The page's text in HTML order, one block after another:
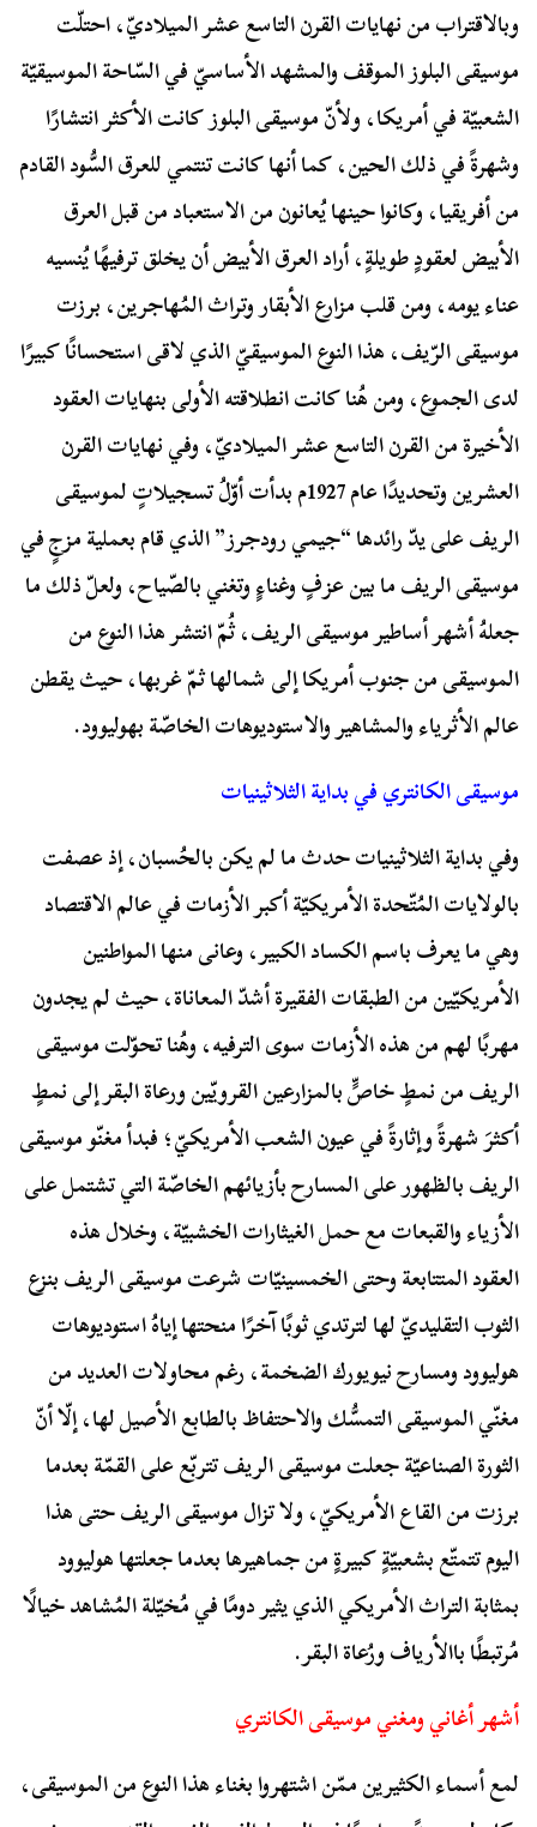
وبالاقتراب من نهايات القرن التاسع عشر الميلاديّ، احتلّت
موسيقى البلوز الموقف والمشهد الأساسيّ في السّاحة الموسيقيّة
الشعبيّة في أمريكا، ولأنّ موسيقى البلوز كانت الأكثر انتشارًا
وشهرةً في ذلك الحين، كما أنها كانت تنتمي للعرق السُّود القادم
من أفريقيا، وكانوا حينها يُعانون من الاستعباد من قبل العرق
الأبيض لعقودٍ طويلةٍ، أراد العرق الأبيض أن يخلق ترفيهًا يُنسيه
عناء يومه، ومن قلب مزارع الأبقار وتراث المُهاجرين، برزت
موسيقى الرّيف، هذا النوع الموسيقيّ الذي لاقى استحسانًا كبيرًا
لدى الجموع، ومن هُنا كانت انطلاقته الأولى بنهايات العقود
الأخيرة من القرن التاسع عشر الميلاديّ، وفي نهايات القرن
العشرين وتحديدًا عام 1927م بدأت أوّلُ تسجيلاتٍ لموسيقى
الريف على يدّ رائدها “جيمي رودجرز” الذي قام بعملية مزجٍ في
موسيقى الريف ما بين عزفٍ وغناءٍ وتغني بالصّياح، ولعلّ ذلك ما
جعلهُ أشهر أساطير موسيقى الريف، ثُمّ انتشر هذا النوع من
الموسيقى من جنوب أمريكا إلى شمالها ثمّ غربها، حيث يقطن
عالم الأثرياء والمشاهير والاستوديوهات الخاصّة بهوليوود.
موسيقى الكانتري في بداية الثلاثينيات
وفي بداية الثلاثينيات حدث ما لم يكن بالحُسبان، إذ عصفت
بالولايات المُتّحدة الأمريكيّة أكبر الأزمات في عالم الاقتصاد
وهي ما يعرف باسم الكساد الكبير، وعانى منها المواطنين
الأمريكيّين من الطبقات الفقيرة أشدّ المعاناة، حيث لم يجدون
مهربًا لهم من هذه الأزمات سوى الترفيه، وهُنا تحوّلت موسيقى
الريف من نمطٍ خاصٍّ بالمزارعين القرويّين ورعاة البقر إلى نمطٍ
أكثرَ شهرةً وإثارةً في عيون الشعب الأمريكيّ؛ فبدأ مغنّو موسيقى
الريف بالظهور على المسارح بأزيائهم الخاصّة التي تشتمل على
الأزياء والقبعات مع حمل الغيثارات الخشبيّة، وخلال هذه
العقود المتتابعة وحتى الخمسينيّات شرعت موسيقى الريف بنزع
الثوب التقليديّ لها لترتدي ثوبًا آخرًا منحتها إياهُ استوديوهات
هوليوود ومسارح نيويورك الضخمة، رغم محاولات العديد من
مغنّي الموسيقى التمسُّك والاحتفاظ بالطابع الأصيل لها، إلّا أنّ
الثورة الصناعيّة جعلت موسيقى الريف تتربّع على القمّة بعدما
برزت من القاع الأمريكيّ، ولا تزال موسيقى الريف حتى هذا
اليوم تتمتّع بشعبيّةٍ كبيرةٍ من جماهيرها بعدما جعلتها هوليوود
بمثابة التراث الأمريكي الذي يثير دومًا في مُخيّلة المُشاهد خيالًا
مُرتبطًا باالأرياف ورُعاة البقر.
أشهر أغاني ومغني موسيقى الكانتري
لمع أسماء الكثيرين ممّن اشتهروا بغناء هذا النوع من الموسيقى،